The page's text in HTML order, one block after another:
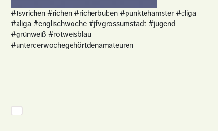
#tsvrichen #richen #richerbuben #punktehamster #cliga
#aliga #englischwoche #jfvgrossumstadt #jugend
#grünweiß #rotweisblau
#unterderwochegehörtdenamateuren